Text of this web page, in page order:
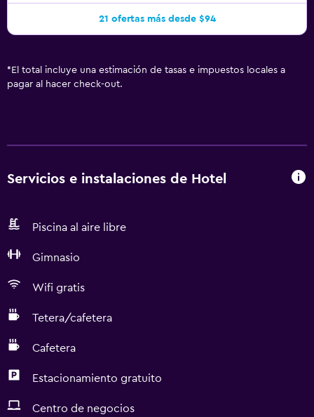
21 ofertas más desde $94
* El total incluye una estimación de tasas e impuestos locales a
pagar al hacer check-out.
Servicios e instalaciones de Hotel
Piscina al aire libre
Gimnasio
Wifi gratis
Tetera/cafetera
Cafetera
Estacionamiento gratuito
Centro de negocios